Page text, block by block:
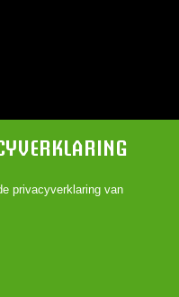
privacyverklaring van